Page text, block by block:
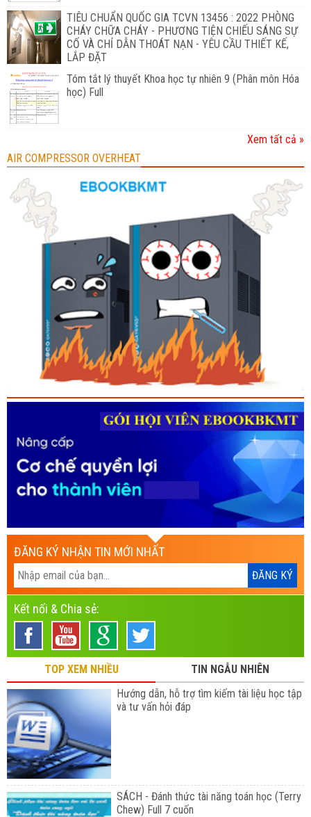
TIÊU CHUẨN QUỐC GIA TCVN 13456 : 2022 PHÒNG
CHÁY CHỮA CHÁY - PHƯƠNG TIỆN CHIẾU SÁNG SỰ
CỐ VÀ CHỈ DẪN THOÁT NẠN - YÊU CẦU THIẾT KẾ,
LẮP ĐẶT
Tóm tắt lý thuyết Khoa học tự nhiên 9 (Phân môn Hóa
học) Full
Xem tất cả »
AIR COMPRESSOR OVERHEAT
ĐĂNG KÝ NHẬN TIN MỚI NHẤT
Kết nối & Chia sẻ:
TOP XEM NHIỀU
TIN NGẪU NHIÊN
Hướng dẫn, hỗ trợ tìm kiếm tài liệu học tập
và tư vấn hỏi đáp
SÁCH - Đánh thức tài năng toán học (Terry
Chew) Full 7 cuốn